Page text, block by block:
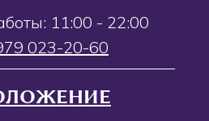
023-20-60
11:00 - 22:00